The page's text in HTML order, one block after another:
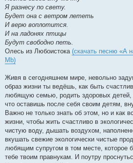
Я разнесу по свету.
Будет она с ветром лететь
И верю воплотится.
И на ладонях птицы
Будут свободно петь.
Олесь из Любоистока (скачать песню «А
Mb)
Живя в сегодняшнем мире, невольно
образ жизни ты ведёшь, как быть
любящую семью, родить здоровых детей,
что оставишь после себя своим детям,
Важно не только знать об этом, но и как
жизни, чтобы жить счастливо в
чистую воду, дышать воздухом,
вкушать свежие экологически чистые
любящим супругом в том месте, которое
тебе твоим правнукам. И поутру